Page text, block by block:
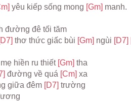
yêu kiếp sống mong [Gm] manh.
đường đê tối tăm
thơ thức giấc bùi [Gm] ngùi [D7]
mẹ hiền ru thiết [Gm] tha
đường về quá [Cm] xa
giữa đêm [D7] trường